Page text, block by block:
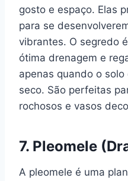
gosto e espaço. Elas
para se
vibrantes. O segredo
ótima drenagem e
apenas quando o
seco. São perfeitas
rochosos e vasos
7. Pleomele
A pleomele é uma